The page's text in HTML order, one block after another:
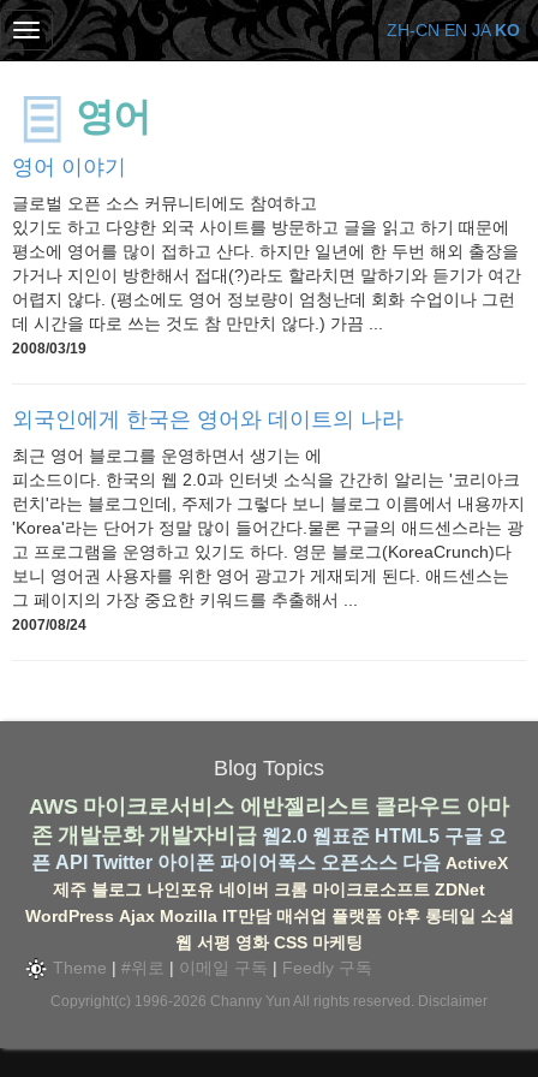
영어
영어 이야기
글로벌 오픈 소스 커뮤니티에도 참여하고
있기도 하고 다양한 외국 사이트를 방문하고 글을 읽고 하기 때문에
평소에 영어를 많이 접하고 산다. 하지만 일년에 한 두번 해외 출장을
가거나 지인이 방한해서 접대(?)라도 할라치면 말하기와 듣기가 여간
어렵지 않다. (평소에도 영어 정보량이 엄청난데 회화 수업이나 그런
데 시간을 따로 쓰는 것도 참 만만치 않다.) 가끔 ...
2008/03/19
외국인에게 한국은 영어와 데이트의 나라
최근 영어 블로그를 운영하면서 생기는 에
피소드이다. 한국의 웹 2.0과 인터넷 소식을 간간히 알리는 '코리아크
런치'라는 블로그인데, 주제가 그렇다 보니 블로그 이름에서 내용까지
'Korea'라는 단어가 정말 많이 들어간다.물론 구글의 애드센스라는 광
고 프로그램을 운영하고 있기도 하다. 영문 블로그(KoreaCrunch)다
보니 영어권 사용자를 위한 영어 광고가 게재되게 된다. 애드센스는
그 페이지의 가장 중요한 키워드를 추출해서 ...
2007/08/24
Blog Topics
AWS 마이크로서비스 에반젤리스트 클라우드 아마
존 개발문화 개발자비급 웹2.0 웹표준 HTML5 구글 오
픈 API Twitter 아이폰 파이어폭스 오픈소스 다음 ActiveX
제주 블로그 나인포유 네이버 크롬 마이크로소프트 ZDNet
WordPress Ajax Mozilla IT만담 매쉬업 플랫폼 야후 롱테일 소셜
웹 서평 영화 CSS 마케팅
Theme | #위로 | 이메일 구독 | Feedly 구독
Copyright(c) 1996-2026 Channy Yun All rights reserved. Disclaimer
ZH-CN EN JA KO